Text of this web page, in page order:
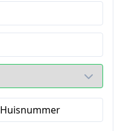
Huisnummer